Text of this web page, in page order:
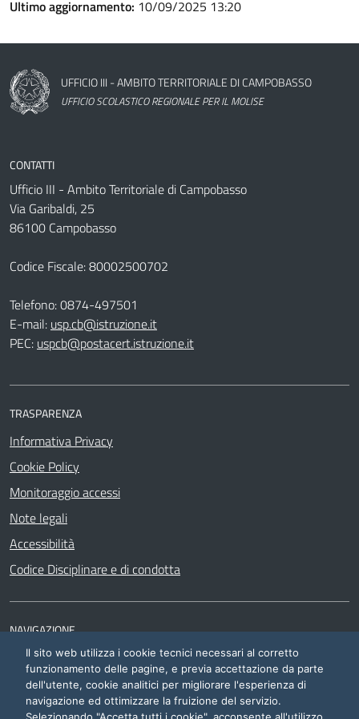
Ultimo aggiornamento: 10/09/2025 13:20
Nome dell'amministrazione
UFFICIO III - AMBITO TERRITORIALE DI CAMPOBASSO
UFFICIO SCOLASTICO REGIONALE PER IL MOLISE
CONTATTI
Ufficio III - Ambito Territoriale di Campobasso
Via Garibaldi, 25
86100 Campobasso
Codice Fiscale: 80002500702
Telefono:0874-497501
E-mail: usp.cb@istruzione.it
PEC: uspcb@postacert.istruzione.it
TRASPARENZA
Informativa Privacy
Cookie Policy
Monitoraggio accessi
Note legali
Accessibilità
Codice Disciplinare e di condotta
NAVIGAZIONE
Siti di interesse
Il sito web utilizza i cookie tecnici necessari al corretto
funzionamento delle pagine, e previa accettazione da parte
dell'utente, cookie analitici per migliorare l'esperienza di
navigazione ed ottimizzare la fruizione del servizio.